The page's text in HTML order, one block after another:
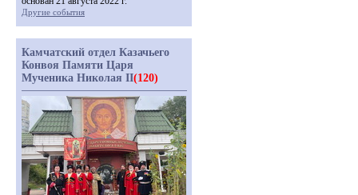
Другие события
Камчатский отдел Казачьего
Конвоя Памяти Царя
Мученика Николая II(120)